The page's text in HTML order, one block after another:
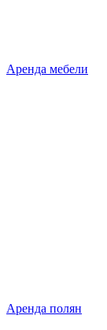
Аренда мебели
Аренда полян